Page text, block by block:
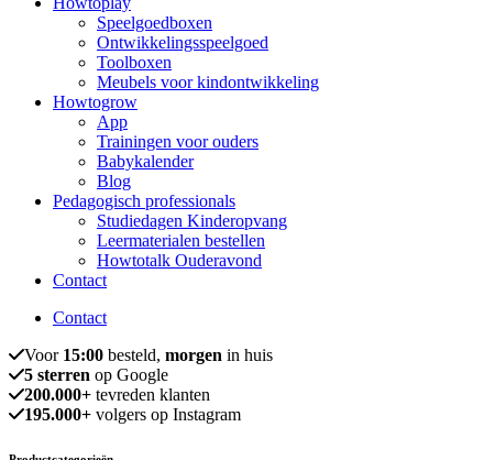
Speelgoedboxen
Ontwikkelingsspeelgoed
Toolboxen
Meubels voor kindontwikkeling
Howtogrow
App
Trainingen voor ouders
Babykalender
Blog
Pedagogisch professionals
Studiedagen Kinderopvang
Leermaterialen bestellen
Howtotalk Ouderavond
Contact
Contact
Voor 15:00 besteld, morgen in huis
5 sterren op Google
200.000+ tevreden klanten
195.000+ volgers op Instagram